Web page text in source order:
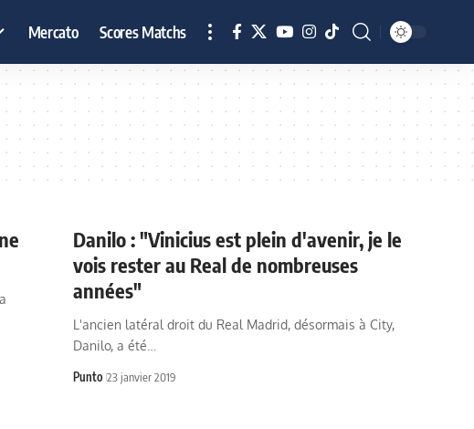
Mercato Scores Matchs
Danilo : "Vinicius est plein d'avenir, je le
vois rester au Real de nombreuses
années"
L'ancien latéral droit du Real Madrid, désormais à City,
Danilo, a été…
Punto 23 janvier 2019